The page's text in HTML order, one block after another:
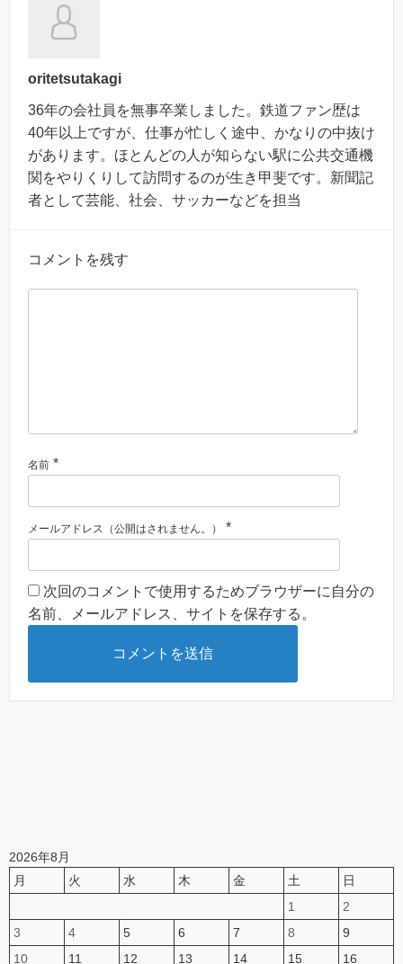
oritetsutakagi
36年の会社員を無事卒業しました。鉄道ファン歴は
40年以上ですが、仕事が忙しく途中、かなりの中抜け
があります。ほとんどの人が知らない駅に公共交通機
関をやりくりして訪問するのが生き甲斐です。新聞記
者として芸能、社会、サッカーなどを担当
コメントを残す
名前 *
メールアドレス（公開はされません。） *
次回のコメントで使用するためブラウザーに自分の
名前、メールアドレス、サイトを保存する。
2026年8月
月
火 水 木 金 土
日
1
2
3
4 5 6 7 8
9
10
11 12 13 14 15 16